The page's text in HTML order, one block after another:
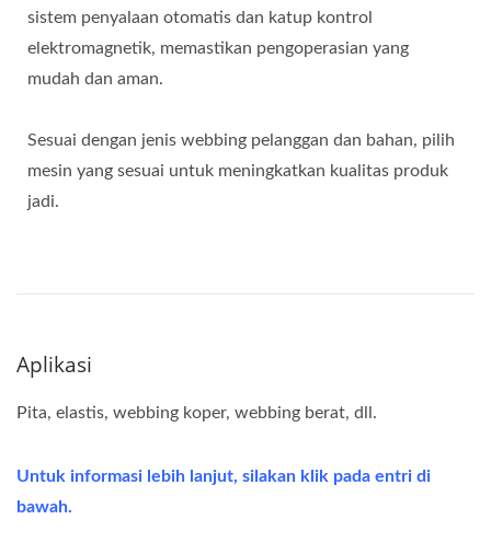
sistem penyalaan otomatis dan katup kontrol
elektromagnetik, memastikan pengoperasian yang
mudah dan aman.
Sesuai dengan jenis webbing pelanggan dan bahan, pilih
mesin yang sesuai untuk meningkatkan kualitas produk
jadi.
Aplikasi
Pita, elastis, webbing koper, webbing berat, dll.
Untuk informasi lebih lanjut, silakan klik pada entri di
bawah.